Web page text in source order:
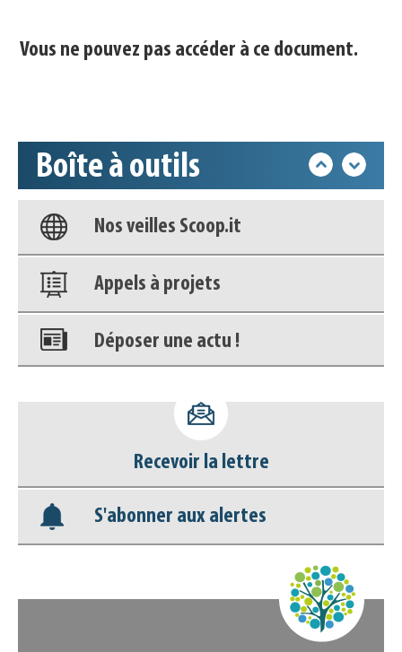
Vous ne pouvez pas accéder à ce document.
Boîte à outils
Déposer une actu !
Base documentaire
Nos veilles Scoop.it
Appels à projets
Déposer une actu !
déconnecter)
Base documentaire
Nos veilles Scoop.it
Recevoir la lettre
S'abonner aux alertes